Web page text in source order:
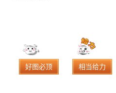
好图必顶 相当给力